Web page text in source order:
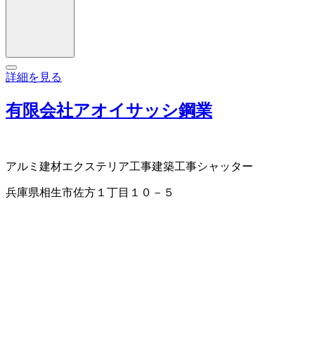
詳細を見る
有限会社アオイサッシ鋼業
アルミ建材エクステリア工事建築工事シャッター
兵庫県相生市佐方１丁目１０－５